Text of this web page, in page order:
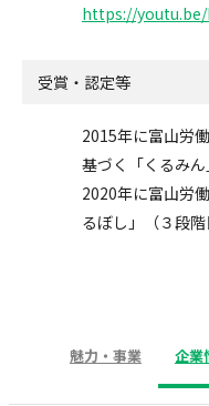
https://youtu.be/
受賞・認定等
2015年に富山労
基づく「くるみ
2020年に富山労
るぼし」（３段
魅力・事業 企業